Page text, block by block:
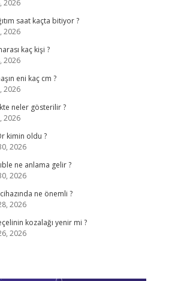
2026
saat kaçta bitiyor ?
2026
kaç kişi ?
2026
eni kaç cm ?
2026
neler gösterilir ?
2026
kimin oldu ?
2026
ne anlama gelir ?
2026
ne önemli ?
2026
kozalağı yenir mi ?
2026